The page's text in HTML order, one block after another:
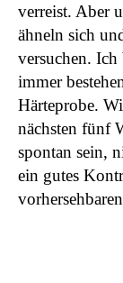
verreist. Aber
ähneln sich
versuchen.
immer
Härteprobe.
nächsten fünf
spontan sein,
ein gutes